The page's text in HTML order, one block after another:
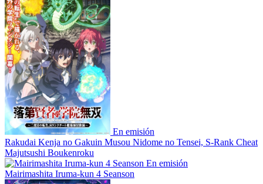
En emisión
Rakudai Kenja no Gakuin Musou Nidome no Tensei, S-Rank Cheat
Majutsushi Boukenroku
En emisión
Mairimashita Iruma-kun 4 Seanson